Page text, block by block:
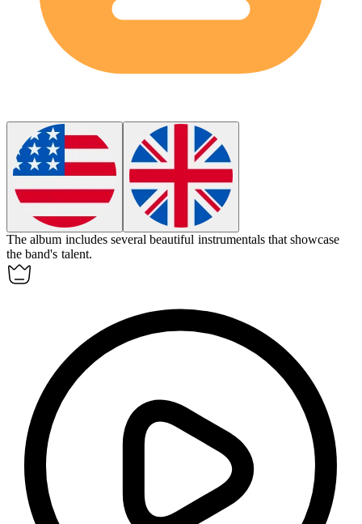
The album includes several beautiful instrumentals that showcase
the band's talent.